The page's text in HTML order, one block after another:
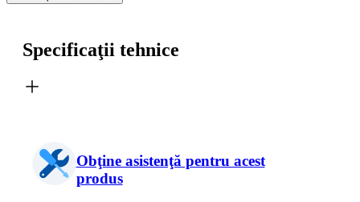
Specificaţii tehnice
Obţine asistenţă pentru acest
produs